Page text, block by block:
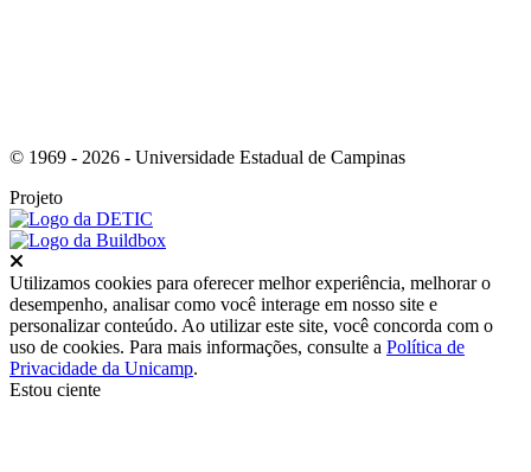
© 1969 - 2026 - Universidade Estadual de Campinas
Projeto
Utilizamos cookies para oferecer melhor experiência, melhorar o
desempenho, analisar como você interage em nosso site e
personalizar conteúdo. Ao utilizar este site, você concorda com o
uso de cookies. Para mais informações, consulte a Política de
Privacidade da Unicamp.
Estou ciente